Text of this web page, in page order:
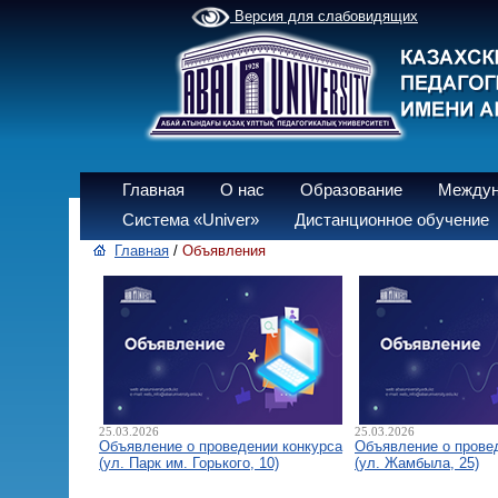
Версия для слабовидящих
Главная О нас Образование
Система «Univer»
Дистанционное обучение
Главная / Объявления
25.03.2026
Объявление о проведении конкурса
(ул. Парк им. Горького, 10)
25.03.2026
Объявление о
(ул. Жамбыла, 25)